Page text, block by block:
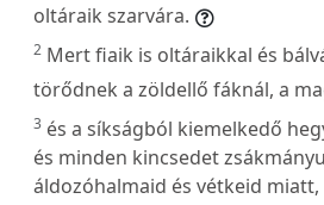
oltáraik szarvára.
2 Mert fiaik is oltáraikkal és
törődnek a zöldellő fáknál, a
3 és a síkságból kiemelkedő
és minden kincsedet
áldozóhalmaid és vétkeid